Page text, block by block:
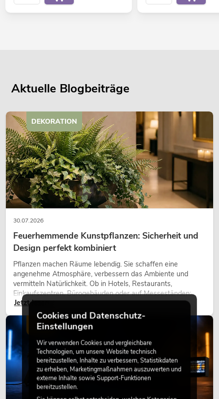
Aktuelle Blogbeiträge
30.07.2026
Feuerhemmende Kunstpflanzen: Sicherheit und
Design perfekt kombiniert
Pflanzen machen Räume lebendig. Sie schaffen eine
angenehme Atmosphäre, verbessern das Ambiente und
vermitteln Natürlichkeit. Ob in Hotels, Restaurants,
Einkaufszentren, Bürogebäuden oder auf Messeständen:
eine hochwertige Begrünung gehört heute längst zum
modernen Raumkonzept.
Jetzt lesen
DEKORATION
LICHT
Cookies und Datenschutz-
Einstellungen
Wir verwenden Cookies und vergleichbare
Technologien, um unsere Website technisch
bereitzustellen, Inhalte zu verbessern, Statistikdaten
zu erheben, Marketingmaßnahmen auszuwerten und
externe Inhalte sowie Support-Funktionen
bereitzustellen.